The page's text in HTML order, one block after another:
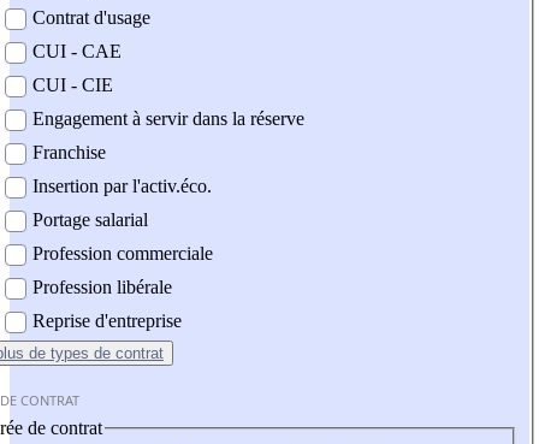
Contrat d'usage
CUI - CAE
CUI - CIE
Engagement à servir dans la réserve
Franchise
Insertion par l'activ.éco.
Portage salarial
Profession commerciale
Profession libérale
Reprise d'entreprise
de types de contrat
CONTRAT
de contrat